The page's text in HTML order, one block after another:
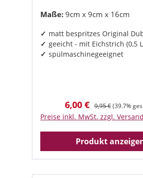
Maße:
9cm x 9cm x 16cm
matt bespritzes Original
geeicht - mit Eichstrich (0,5
spülmaschinegeeignet
Verkaufspreis:
6,00 € Regulärer Preis:
9,95 € (39.7%
Preise inkl. MwSt. zzgl.
Produkt